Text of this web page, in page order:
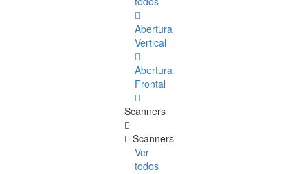
Abertura
Vertical
Abertura
Frontal
Scanners
Scanners
Ver
todos